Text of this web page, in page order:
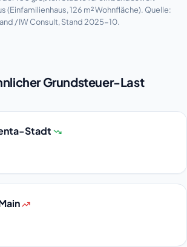
(Einfamilienhaus, 126 m² Wohnfläche). Quelle:
/ IW Consult, Stand 2025-10.
Grundsteuer-Last
Stadt